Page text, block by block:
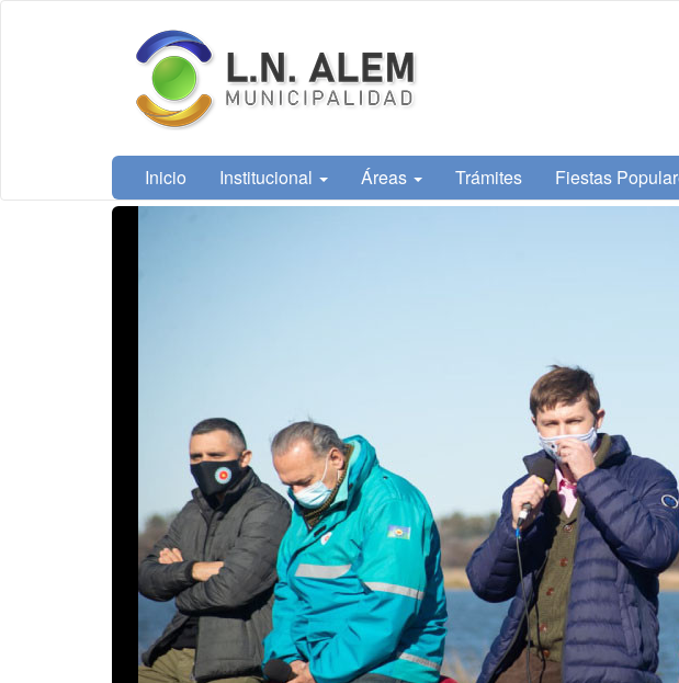
Municipalidad
de L. N. Alem
Inicio Institucional Áreas Trámites Fiestas
Contenido